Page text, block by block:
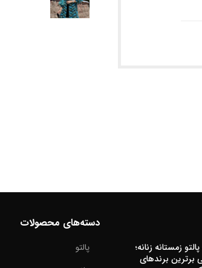
زمستانه زنانه؛
برترین برندهای
دسته‌های محصولات
پالتو